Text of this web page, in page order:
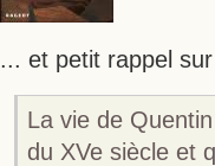
... et petit rappel
La vie de
du XVe siècle et